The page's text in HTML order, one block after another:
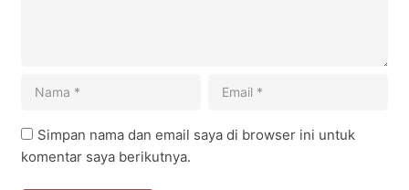
Simpan nama dan email saya di browser ini untuk
komentar saya berikutnya.